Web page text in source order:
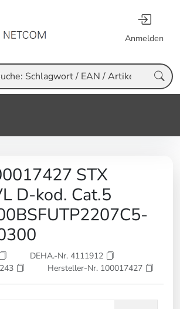
Anmelden
STX
D-kod. Cat.5
DEHA.-Nr. 4111912
Hersteller-Nr. 100017427